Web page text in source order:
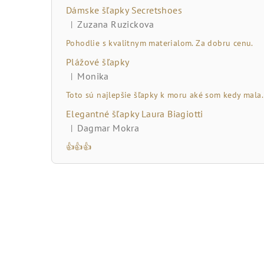
l
Dámske šľapky Secretshoes
Hodnotenie produktu je 5 z 5 hviezdičiek.
| Zuzana Ruzickova
Pohodlie s kvalitnym materialom. Za dobru cenu.
Plážové šľapky
Hodnotenie produktu je 5 z 5 hviezdičiek.
| Monika
Toto sú najlepšie šľapky k moru aké som kedy mala.
Elegantné šľapky Laura Biagiotti
Hodnotenie produktu je 5 z 5 hviezdičiek.
| Dagmar Mokra
👍👍👍